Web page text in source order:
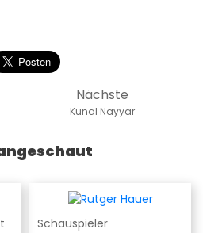
Nächste
Kunal Nayyar
Schauspieler